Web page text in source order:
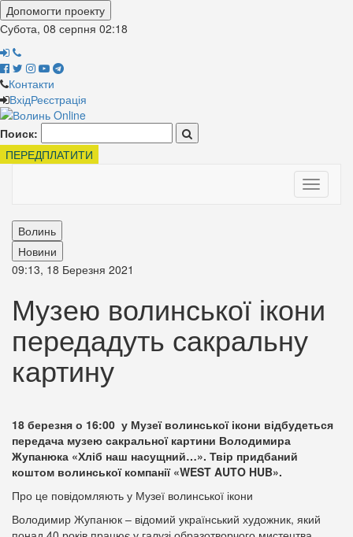
Допомогти проекту
Субота, 08 серпня 02:18
Контакти
ВхідРеєстрація
Поиск:
ПЕРЕДПЛАТИТИ
Toggle
Волинь
Новини
09:13, 18 Березня 2021
Музею волинської ікони
передадуть сакральну
картину
18 березня о 16:00 у Музеї волинської ікони відбудеться
передача музею сакральної картини Володимира
Жупанюка «Хліб наш насущний…». Твір придбаний
коштом волинської компанії «WEST AUTO HUB».
Про це повідомляють у Музеї волинської ікони
Володимир Жупанюк – відомий український художник, який